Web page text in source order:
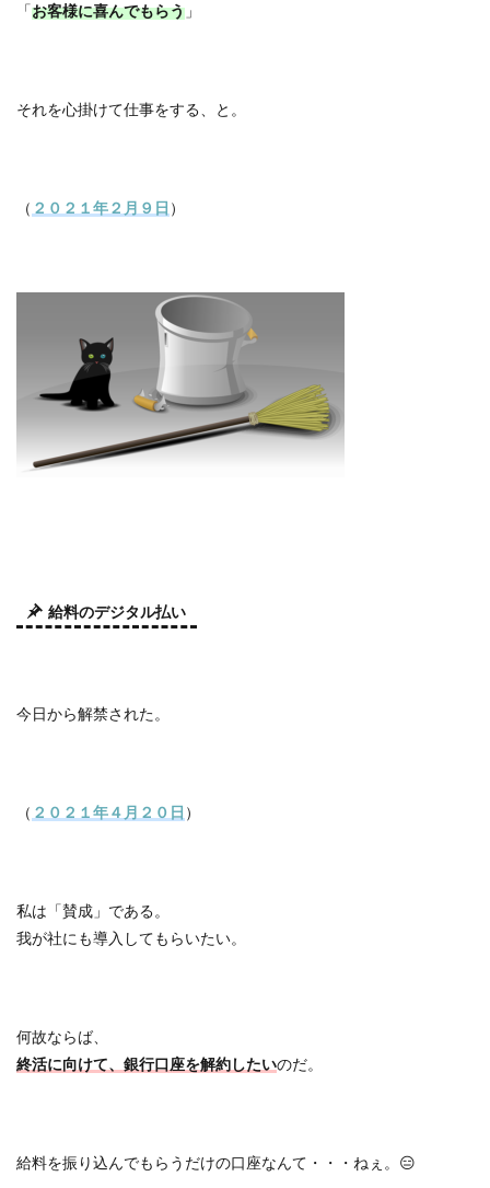
「お客様に喜んでもらう 」
それを心掛けて仕事をする、と。
（ ２０２１年２月９日 ）
給料のデジタル払い
今日から解禁された。
（ ２０２１年４月２０日 ）
私は「賛成」である。
我が社にも導入してもらいたい。
何故ならば、
終活に向けて、銀行口座を解約したいのだ。
給料を振り込んでもらうだけの口座なんて・・・ねぇ。 😑